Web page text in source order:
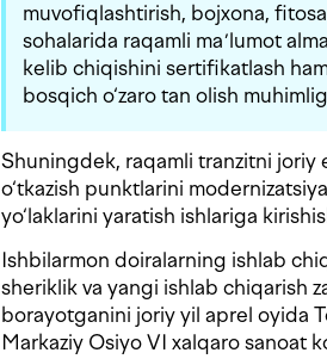
muvofiqlashtirish, bojxona,
sohalarida raqamli maʼlumot
kelib chiqishini sertifikatlash
bosqich o‘zaro tan olish
Shuningdek, raqamli tranzitni joriy
o‘tkazish punktlarini
yo‘laklarini yaratish ishlariga
Ishbilarmon doiralarning ishlab
sheriklik va yangi ishlab chiqarish
borayotganini joriy yil aprel oyida
Markaziy Osiyo VI xalqaro sanoat